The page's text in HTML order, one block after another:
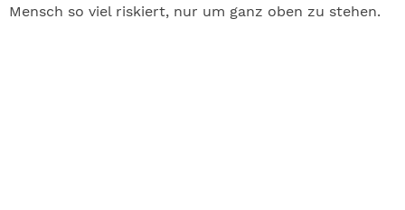
Mensch so viel riskiert, nur um ganz oben zu stehen.